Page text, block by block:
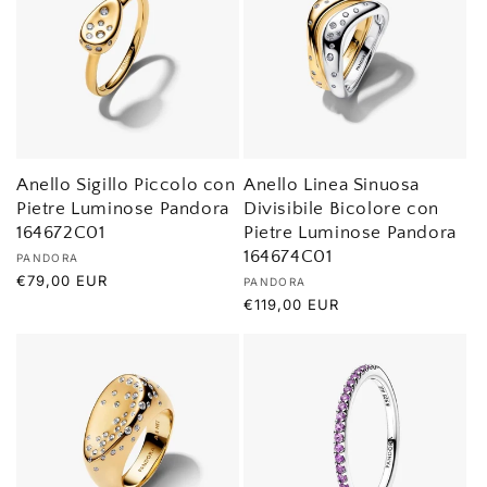
Anello Sigillo Piccolo con
Pietre Luminose Pandora
164672C01
Produttore:
PANDORA
Prezzo
€79,00 EUR
Anello Linea Sinuosa
Divisibile Bicolore con
Pietre Luminose Pandora
164674C01
Produttore:
PANDORA
Prezzo
€119,00 EUR